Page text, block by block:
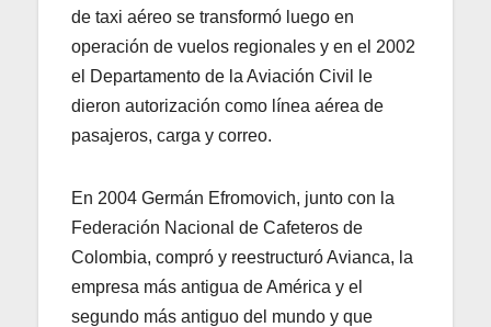
de taxi aéreo se transformó luego en
operación de vuelos regionales y en el 2002
el Departamento de la Aviación Civil le
dieron autorización como línea aérea de
pasajeros, carga y correo.
En 2004 Germán Efromovich, junto con la
Federación Nacional de Cafeteros de
Colombia, compró y reestructuró Avianca, la
empresa más antigua de América y el
segundo más antiguo del mundo y que